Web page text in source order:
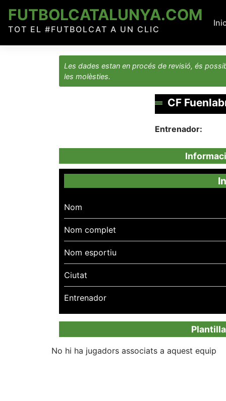
content
FUTBOLCATALUNYA.COM
TOT EL #FUTBOLCAT A UN CLIC
Les dades estan en procés de revisió, és
les molèsties.
CF
Entrenador:
Nom
Nom complet
Nom esportiu
Ciutat
Entrenador
No hi ha jugadors associats a aquest equip